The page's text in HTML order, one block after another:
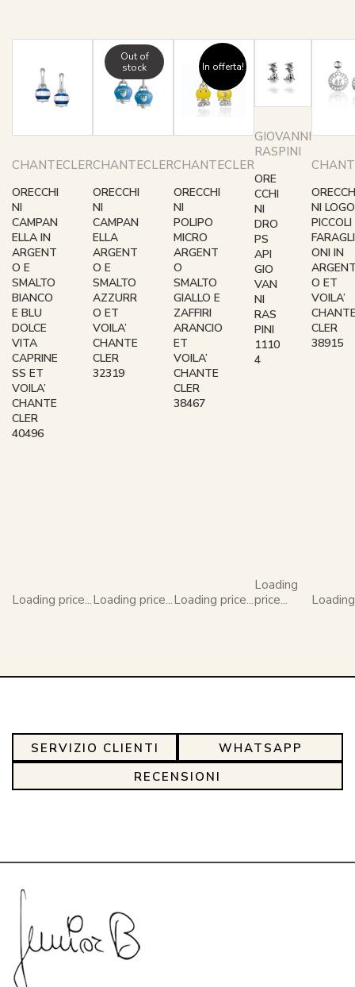
CHANTECLER
ORECCHI
NI
CAMPAN
ELLA IN
ARGENT
O E
SMALTO
BIANCO
E BLU
DOLCE
VITA
CAPRINE
SS ET
VOILA’
CHANTE
CLER
40496
Loading price...
CHANTECLER
Out of
stock
ORECCHI
NI
CAMPAN
ELLA
ARGENT
O E
SMALTO
AZZURR
O ET
VOILA’
CHANTE
CLER
32319
Loading price...
CHANTECLER
In offerta!
ORECCHI
NI
POLIPO
MICRO
ARGENT
O
SMALTO
GIALLO E
ZAFFIRI
ARANCIO
ET
VOILA’
CHANTE
CLER
38467
Loading price...
GIOVANNI
RASPINI
ORE
CCHI
NI
DRO
PS
API
GIO
VAN
NI
RAS
PINI
1110
4
Loading
price...
NI LOGO
PICCOLI
FARAGLI
ONI IN
O ET
VOILA’
CLER
38915
SERVIZIO CLIENTI
WHATSAPP
RECENSIONI